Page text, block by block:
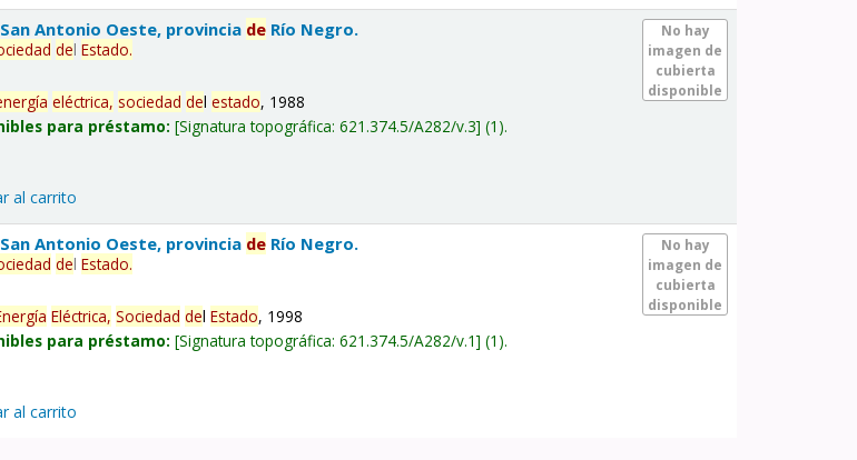
No hay
imagen de
cubierta
disponible
Antonio Oeste, provincia de Río Negro.
delEstado.
eléctrica, sociedad delestado, 1988
para préstamo: Signatura topográfica:621.374.5/A282/v.3 (1).
al carrito
No hay
imagen de
cubierta
disponible
Antonio Oeste, provincia de Río Negro.
delEstado.
Eléctrica, Sociedad delEstado, 1998
para préstamo: Signatura topográfica:621.374.5/A282/v.1 (1).
al carrito